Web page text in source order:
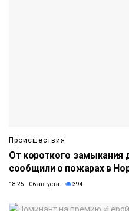
Происшествия
От короткого замыкания
сообщили о пожарах в
18:25 06 августа 394